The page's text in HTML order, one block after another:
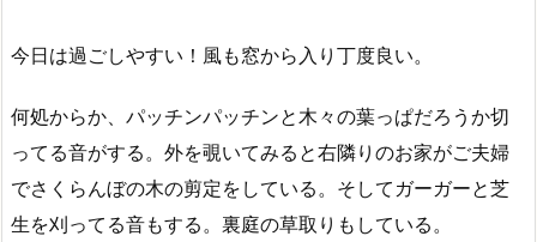
今日は過ごしやすい！風も窓から入り丁度良い。
何処からか、パッチンパッチンと木々の葉っぱだろうか切
ってる音がする。外を覗いてみると右隣りのお家がご夫婦
でさくらんぼの木の剪定をしている。そしてガーガーと芝
生を刈ってる音もする。裏庭の草取りもしている。